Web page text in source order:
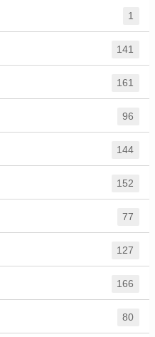
1
141
161
96
144
152
77
127
166
80